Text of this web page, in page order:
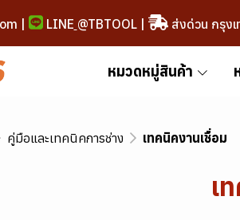
| LINE @TBTOOL| ส่งด่วน กรุง
หมวดหมู่สินค้า
คู่มือและเทคนิคการช่าง เทคนิคงานเชื่อม
เ